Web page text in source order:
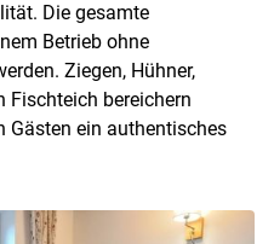
Die gesamte
Betrieb ohne
Ziegen, Hühner,
Fischteich bereichern
Gästen ein authentisches